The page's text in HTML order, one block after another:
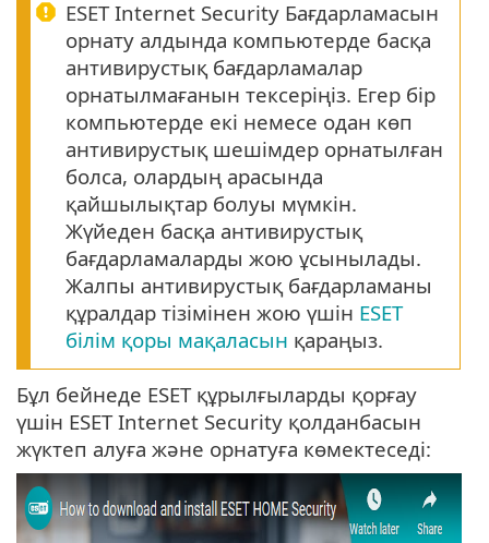
ESET Internet Security Бағдарламасын
орнату алдында компьютерде басқа
антивирустық бағдарламалар
орнатылмағанын тексеріңіз. Егер бір
компьютерде екі немесе одан көп
антивирустық шешімдер орнатылған
болса, олардың арасында
қайшылықтар болуы мүмкін.
Жүйеден басқа антивирустық
бағдарламаларды жою ұсынылады.
Жалпы антивирустық бағдарламаны
құралдар тізімінен жою үшін ESET
білім қоры мақаласын қараңыз.
Бұл бейнеде ESET құрылғыларды қорғау
үшін ESET Internet Security қолданбасын
жүктеп алуға және орнатуға көмектеседі: